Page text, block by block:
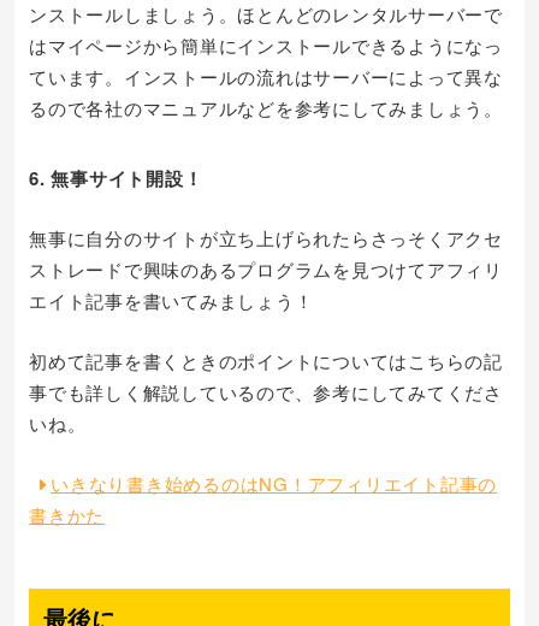
ンストールしましょう。ほとんどのレンタルサーバーで
はマイページから簡単にインストールできるようになっ
ています。インストールの流れはサーバーによって異な
るので各社のマニュアルなどを参考にしてみましょう。
6. 無事サイト開設！
無事に自分のサイトが立ち上げられたらさっそくアクセ
ストレードで興味のあるプログラムを見つけてアフィリ
エイト記事を書いてみましょう！
初めて記事を書くときのポイントについてはこちらの記
事でも詳しく解説しているので、参考にしてみてくださ
いね。
いきなり書き始めるのはNG！アフィリエイト記事の
書きかた
最後に